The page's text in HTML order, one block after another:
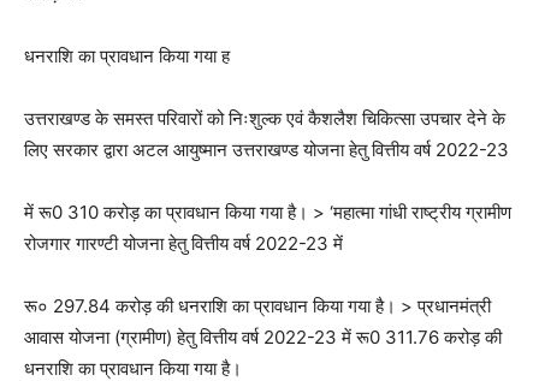
धनराशि का प्रावधान किया गया ह
उत्तराखण्ड के समस्त परिवारों को निःशुल्क एवं कैशलैश चिकित्सा उपचार देने के
लिए सरकार द्वारा अटल आयुष्मान उत्तराखण्ड योजना हेतु वित्तीय वर्ष 2022-23
में रू0 310 करोड़ का प्रावधान किया गया है। > ‘महात्मा गांधी राष्ट्रीय ग्रामीण
रोजगार गारण्टी योजना हेतु वित्तीय वर्ष 2022-23 में
रू० 297.84 करोड़ की धनराशि का प्रावधान किया गया है। > प्रधानमंत्री
आवास योजना (ग्रामीण) हेतु वित्तीय वर्ष 2022-23 में रू0 311.76 करोड़ की
धनराशि का प्रावधान किया गया है।